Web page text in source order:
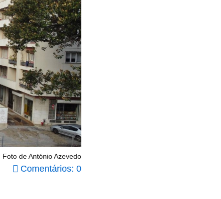
Foto de António Azevedo
Comentários: 0